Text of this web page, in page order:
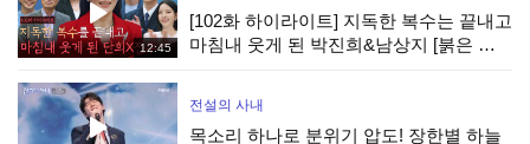
12:45
[102화 하이라이트] 지독한 복수는 끝내고
마침내 웃게 된 박진희&남상지 [붉은 진
전설의 사내
목소리 하나로 분위기 압도! 장한별 하늘